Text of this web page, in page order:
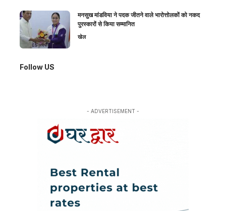
मनसुख मांडविया ने पदक जीतने वाले भारोत्तोलकों को नकद
पुरस्कारों से किया सम्मानित
खेल
Follow US
- ADVERTISEMENT -